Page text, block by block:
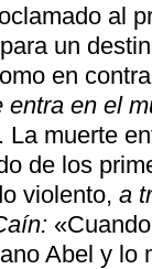
al
un
en
entra en el
muerte
de los
violento, a
Abel y lo